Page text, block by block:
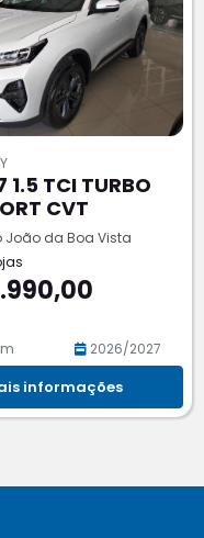
1.5 TCI TURBO
CVT
João da Boa Vista
2026/2027
informações